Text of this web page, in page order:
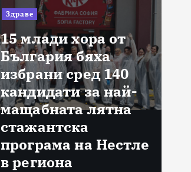
Здраве
15 млади хора от
България бяха
избрани сред 140
кандидати за най-
мащабната лятна
стажантска
програма на Нестле
в региона